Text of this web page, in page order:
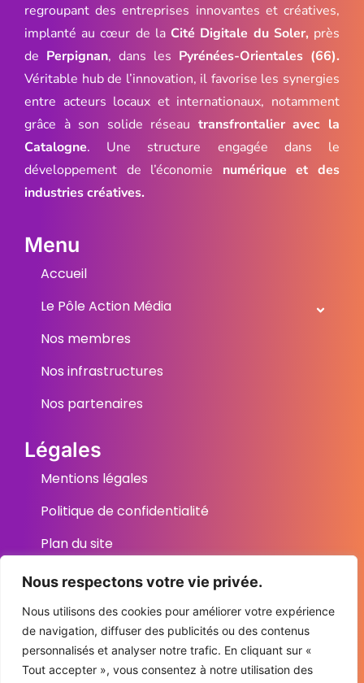
Nous respectons votre vie privée.
Nous utilisons des cookies pour améliorer votre expérience
de navigation, diffuser des publicités ou des contenus
personnalisés et analyser notre trafic. En cliquant sur «
Tout accepter », vous consentez à notre utilisation des
regroupant des entreprises innovantes et créatives,
implanté au cœur de laCité Digitale du Soler, près
de Perpignan, dans les Pyrénées-Orientales (66).
Véritable hub de l’innovation, il favorise les synergies
entre acteurs locaux et internationaux, notamment
grâce à son solide réseau transfrontalier avec la
Catalogne. Une structure engagée dans le
développement de l’économie numérique et des
industries créatives.
Menu
Accueil
Le Pôle Action Média
Nos membres
Nos infrastructures
Nos partenaires
Légales
Mentions légales
Politique de confidentialité
Plan du site
Contact
6 Place de la République, 66270 Le Soler
04 68 95 23 30